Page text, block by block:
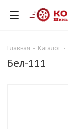
Главная - Каталог -
Бел-111